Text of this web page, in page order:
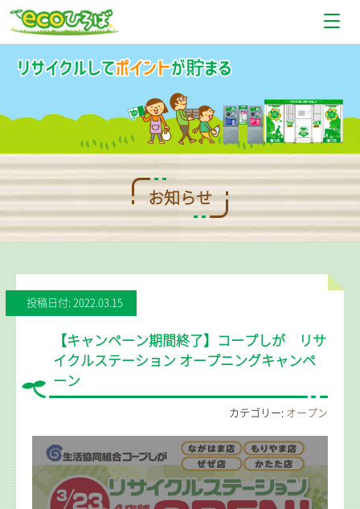
使い方
お問い合わせ
お知らせ
投稿日付: 2022.03.15
【キャンペーン期間終了】コープしが リサ
イクルステーション オープニングキャンペ
ーン
カテゴリー: オープン